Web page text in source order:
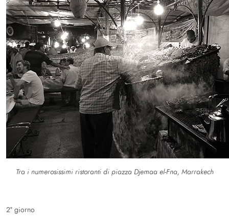
Tra i numerosissimi ristoranti di piazza Djemaa el-Fna, Marrakech
2° giorno